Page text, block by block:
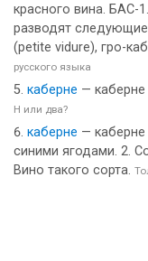
красного вина.
разводят
(petite vidure), гро-
русского языка
каберне — каберне
Н или два?
каберне — каберне
синими ягодами. 2.
Вино такого сорта.